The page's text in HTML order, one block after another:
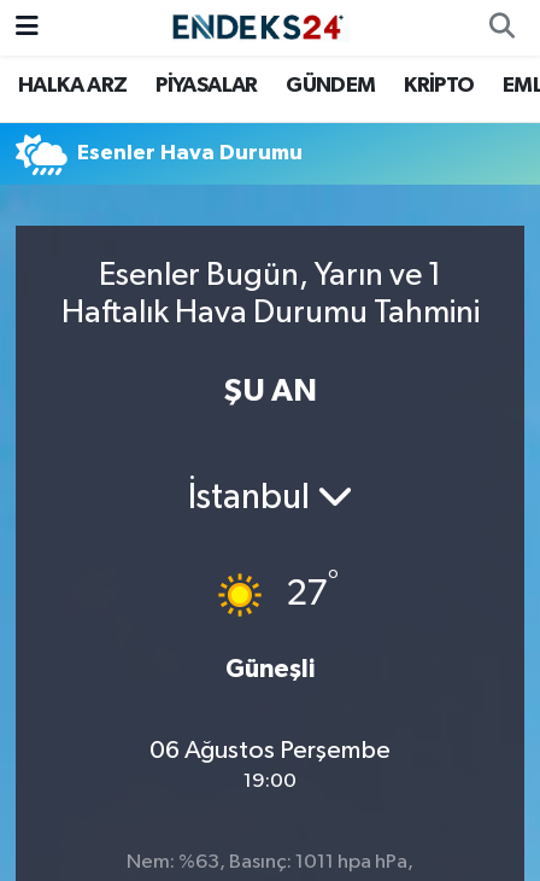
HALKA ARZ PİYASALAR GÜNDEM KRİPTO
Esenler Hava Durumu
Esenler Bugün, Yarın ve 1
Haftalık Hava Durumu Tahmini
ŞU AN
İstanbul
27°
Güneşli
06 Ağustos Perşembe
19:00
Nem: %63, Basınç: 1011 hpa hPa,
EMLAK
ENERJİ
HALKA ARZ
Nöbetçi Eczaneler
Hava Durumu
Süper Lig Puan Durumu ve Fikstür
Son Dakika Haberleri